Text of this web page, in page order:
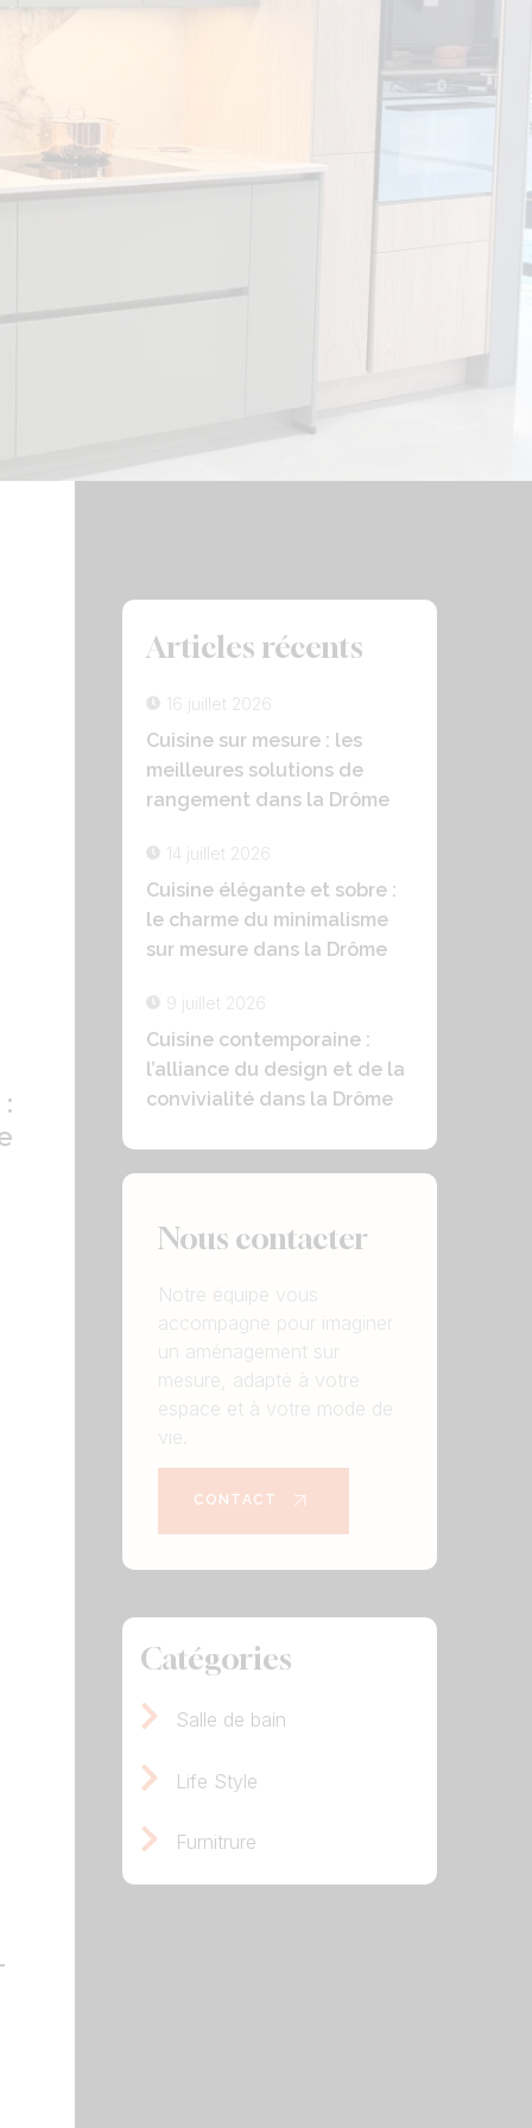
Articles récents
16 juillet 2026
Cuisine sur mesure : les
meilleures solutions de
rangement dans la Drôme
14 juillet 2026
Cuisine élégante et sobre :
le charme du minimalisme
sur mesure dans la Drôme
9 juillet 2026
Cuisine contemporaine :
l’alliance du design et de la
convivialité dans la Drôme
Nous contacter
Notre équipe vous
accompagne pour imaginer
un aménagement sur
mesure, adapté à votre
espace et à votre mode de
vie.
CONTACT
Catégories
Salle de bain
Life Style
Furnitrure